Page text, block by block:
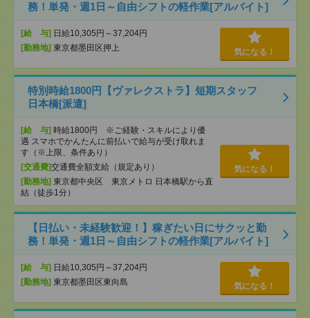
務！単発・週1日～自由シフトの軽作業[アルバイト]
[給 与] 日給10,305円～37,204円
[勤務地] 東京都墨田区押上 気になる！
特別時給1800円【ヴァレクストラ】短期スタッフ
日本橋[派遣]
[給 与] 時給1800円 ※ご経験・スキルにより優
遇 スマホでかんたんに前払いで給与が受け取れま
す（※上限、条件あり）
[交通費]交通費全額支給（規定あり）
[勤務地] 東京都中央区 東京メトロ 日本橋駅から直
結（徒歩1分）
気になる！
【日払い・未経験歓迎！】稼ぎたい日にサクッと勤
務！単発・週1日～自由シフトの軽作業[アルバイト]
[給 与] 日給10,305円～37,204円
[勤務地] 東京都墨田区東向島 気になる！